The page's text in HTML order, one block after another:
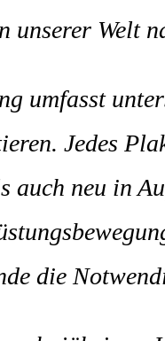
unserer Welt
umfasst
Jedes
auch neu in
die